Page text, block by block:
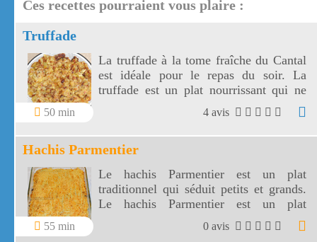
Ces recettes pourraient vous plaire :
Truffade
50 min
La truffade à la tome fraîche du Cantal
est idéale pour le repas du soir. La
truffade est un plat nourrissant qui ne
demande qu'une petite salade pour
4 avis
Hachis Parmentier
55 min
Le hachis Parmentier est un plat
traditionnel qui séduit petits et grands.
Le hachis Parmentier est un plat
complet, authentique qui rappelle notre
0 avis